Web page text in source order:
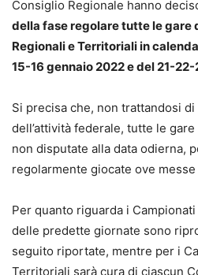
Consiglio Regionale hanno
della fase regolare tutte le gare
Regionali e Territoriali in
15-16 gennaio 2022 e del 21-
Si precisa che, non trattandosi
dell’attività federale, tutte le
non disputate alla data odierna,
regolarmente giocate ove
Per quanto riguarda i
delle predette giornate sono
seguito riportate, mentre per i
Territoriali sarà cura di ciascun